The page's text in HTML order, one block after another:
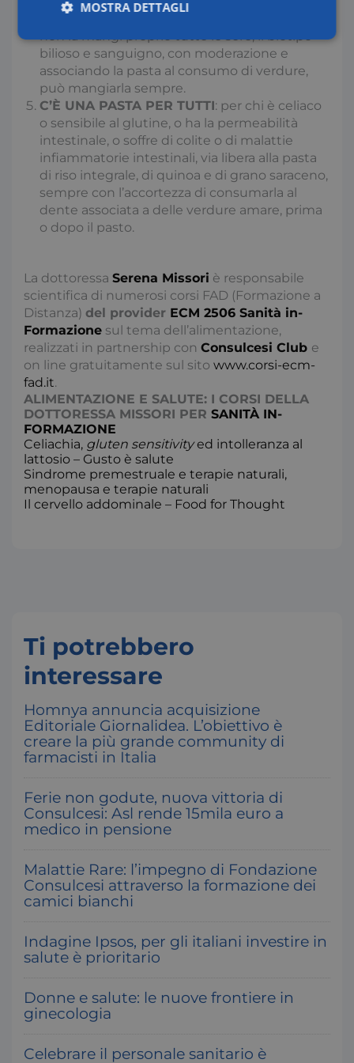
linfatico che deve perdere peso è meglio che
non la mangi proprio tutte le sere, il biotipo
bilioso e sanguigno, con moderazione e
associando la pasta al consumo di verdure,
può mangiarla sempre.
C’È UNA PASTA PER TUTTI: per chi è celiaco
o sensibile al glutine, o ha la permeabilità
intestinale, o soffre di colite o di malattie
infiammatorie intestinali, via libera alla pasta
di riso integrale, di quinoa e di grano saraceno,
sempre con l’accortezza di consumarla al
dente associata a delle verdure amare, prima
o dopo il pasto.
La dottoressa Serena Missori è responsabile
scientifica di numerosi corsi FAD (Formazione a
Distanza) del provider ECM 2506 Sanità in-
Formazione sul tema dell’alimentazione,
realizzati in partnership con Consulcesi Club e
on line gratuitamente sul sito www.corsi-ecm-
fad.it.
ALIMENTAZIONE E SALUTE: I CORSI DELLA
DOTTORESSA MISSORI PER SANITÀ IN-
FORMAZIONE
Celiachia, gluten sensitivityed intolleranza al
lattosio – Gusto è salute
Sindrome premestruale e terapie naturali,
menopausa e terapie naturali
Il cervello addominale – Food for Thought
Ti potrebbero
interessare
Homnya annuncia acquisizione
Editoriale Giornalidea. L’obiettivo è
creare la più grande community di
farmacisti in Italia
Ferie non godute, nuova vittoria di
Consulcesi: Asl rende 15mila euro a
medico in pensione
Malattie Rare: l’impegno di Fondazione
Consulcesi attraverso la formazione dei
camici bianchi
Indagine Ipsos, per gli italiani investire in
salute è prioritario
Donne e salute: le nuove frontiere in
ginecologia
Celebrare il personale sanitario è
MOSTRA DETTAGLI
Necessari Statistici Marketing
Preferenze
Necessari Statistici
Marketing
sito web abilitandone funzionalità di base quali la
navigazione sulle pagine e l'accesso alle aree
protette del sito. Il sito web non è in grado di
funzionare correttamente senza questi cookie.
Nome
Fornitore / Dominio
x-ms-cpim-csrf
Microsoft
_ga